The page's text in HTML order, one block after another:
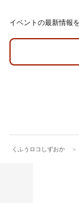
イベントの最新情報
くふうロコしずおか